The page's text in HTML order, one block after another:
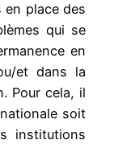
en place des
qui se
en
et dans la
Pour cela, il
soit
institutions